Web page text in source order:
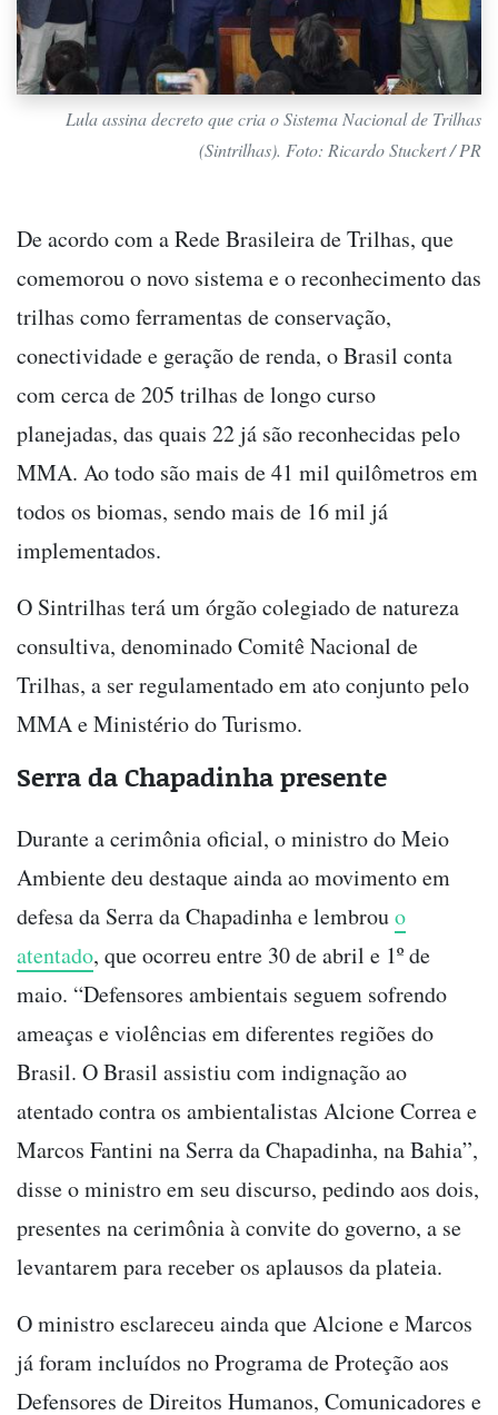
Lula assina decreto que cria o Sistema Nacional de Trilhas
(Sintrilhas). Foto: Ricardo Stuckert / PR
De acordo com a Rede Brasileira de Trilhas, que
comemorou o novo sistema e o reconhecimento das
trilhas como ferramentas de conservação,
conectividade e geração de renda, o Brasil conta
com cerca de 205 trilhas de longo curso
planejadas, das quais 22 já são reconhecidas pelo
MMA. Ao todo são mais de 41 mil quilômetros em
todos os biomas, sendo mais de 16 mil já
implementados.
O Sintrilhas terá um órgão colegiado de natureza
consultiva, denominado Comitê Nacional de
Trilhas, a ser regulamentado em ato conjunto pelo
MMA e Ministério do Turismo.
Serra da Chapadinha presente
Durante a cerimônia oficial, o ministro do Meio
Ambiente deu destaque ainda ao movimento em
defesa da Serra da Chapadinha e lembrouo
atentado, que ocorreu entre 30 de abril e 1º de
maio. “Defensores ambientais seguem sofrendo
ameaças e violências em diferentes regiões do
Brasil. O Brasil assistiu com indignação ao
atentado contra os ambientalistas Alcione Correa e
Marcos Fantini na Serra da Chapadinha, na Bahia”,
disse o ministro em seu discurso, pedindo aos dois,
presentes na cerimônia à convite do governo, a se
levantarem para receber os aplausos da plateia.
O ministro esclareceu ainda que Alcione e Marcos
já foram incluídos no Programa de Proteção aos
Defensores de Direitos Humanos, Comunicadores e